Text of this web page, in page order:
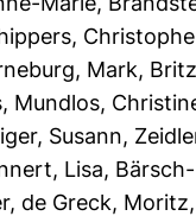
Mark,
, Mundlos,
Susann,
Lisa,
, de Greck, Moritz